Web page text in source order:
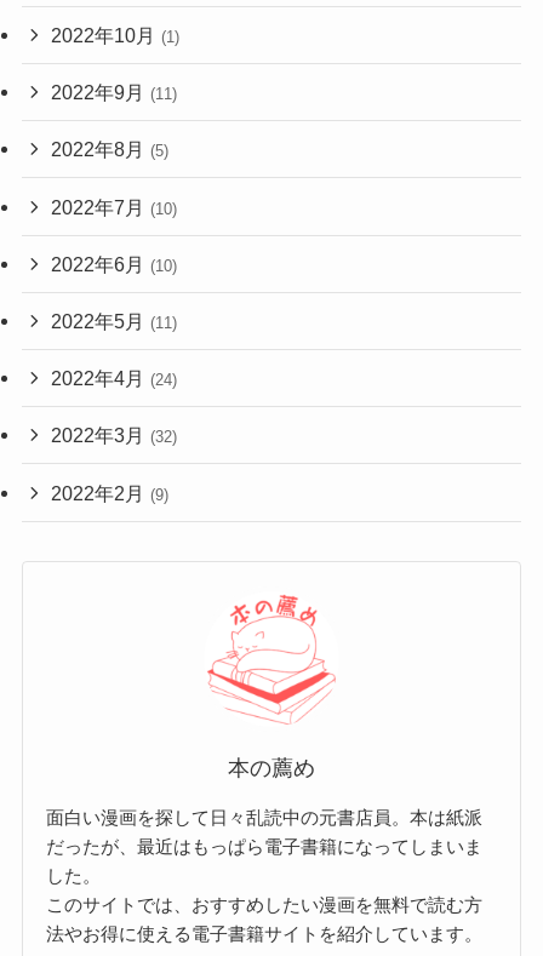
2022年10月 (1)
2022年9月 (11)
2022年8月 (5)
2022年7月 (10)
2022年6月 (10)
2022年5月 (11)
2022年4月 (24)
2022年3月 (32)
2022年2月 (9)
本の薦め
面白い漫画を探して日々乱読中の元書店員。本は紙派
だったが、最近はもっぱら電子書籍になってしまいま
した。
このサイトでは、おすすめしたい漫画を無料で読む方
法やお得に使える電子書籍サイトを紹介しています。